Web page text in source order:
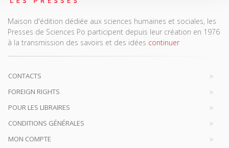
Maison d'édition dédiée aux sciences humaines et sociales, les
Presses de Sciences Po participent depuis leur création en 1976
à la transmission des savoirs et des idées continuer
CONTACTS
FOREIGN RIGHTS
POUR LES LIBRAIRES
CONDITIONS GÉNÉRALES
MON COMPTE